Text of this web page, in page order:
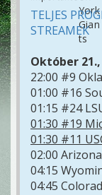
TELJES
STREAMEK
Október
22:00 #9
01:00 #16
01:15 #24
01:30 #19
01:30 #11
02:00
04:15
04:45